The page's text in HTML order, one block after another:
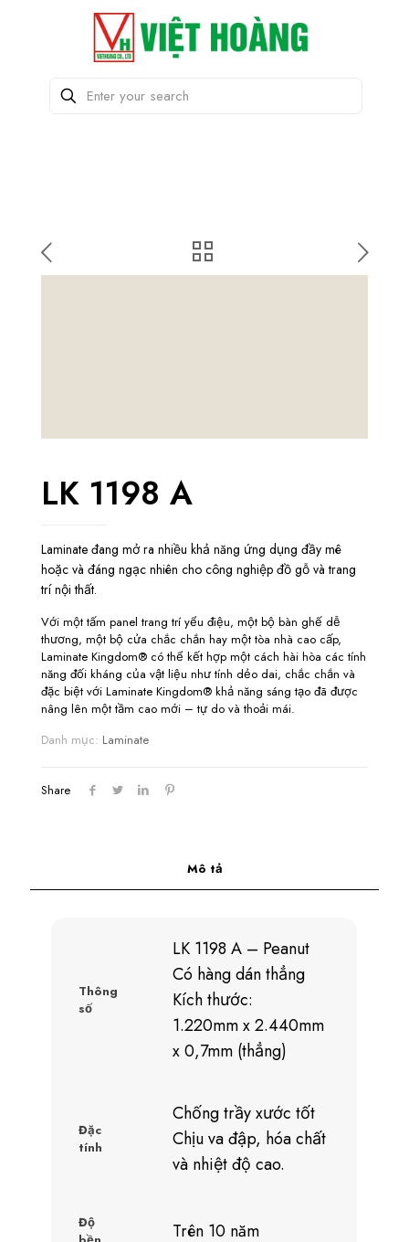
LK 1198 A
Laminate đang mở ra nhiều khả năng ứng dụng đầy mê
hoặc và đáng ngạc nhiên cho công nghiệp đồ gỗ và trang
trí nội thất.
Với một tấm panel trang trí yểu điệu, một bộ bàn ghế dễ
thương, một bộ cửa chắc chắn hay một tòa nhà cao cấp,
Laminate Kingdom® có thể kết hợp một cách hài hòa các tính
năng đối kháng của vật liệu như tính dẻo dai, chắc chắn và
đặc biệt với Laminate Kingdom® khả năng sáng tạo đã được
nâng lên một tầm cao mới – tự do và thoải mái.
Danh mục: Laminate
Share
Mô tả
Thông
số
LK 1198 A – Peanut
Có hàng dán thẳng
Kích thước:
1.220mm x 2.440mm
x 0,7mm (thẳng)
Đặc
tính
Chống trầy xước tốt
Chịu va đập, hóa chất
và nhiệt độ cao.
Độ
Trên 10 năm